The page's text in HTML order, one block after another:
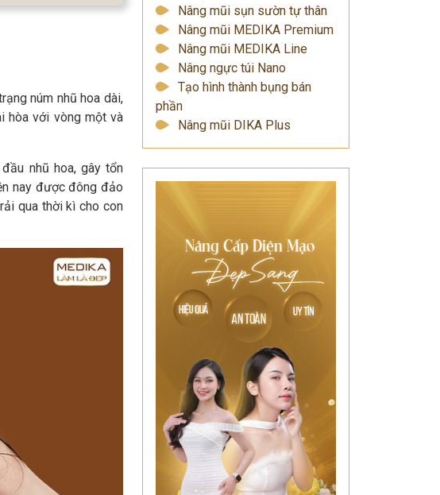
núm nhũ hoa dài,
hòa với vòng một và
nhũ hoa, gây tổn
nay được đông đảo
qua thời kì cho con
Nâng mũi sụn sườn tự thân
Nâng mũi MEDIKA Premium
Nâng mũi MEDIKA Line
Nâng ngực túi Nano
Tạo hình thành bụng bán
phần
Nâng mũi DIKA Plus